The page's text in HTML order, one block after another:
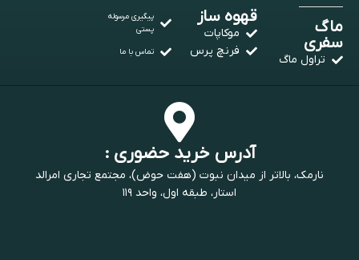
ماگ
سفری
تراول ماگ
قهوه ساز
موکاپات
فرنچ پرس
پیگیری مرسوله
پستی
تماس با ما
آدرس خرید حضوری :
نارمک، بالاتر از میدان نبوت (هفت حوض)، مجتمع تجاری امرالد
استار، طبقه اول، واحد ۱۱۹